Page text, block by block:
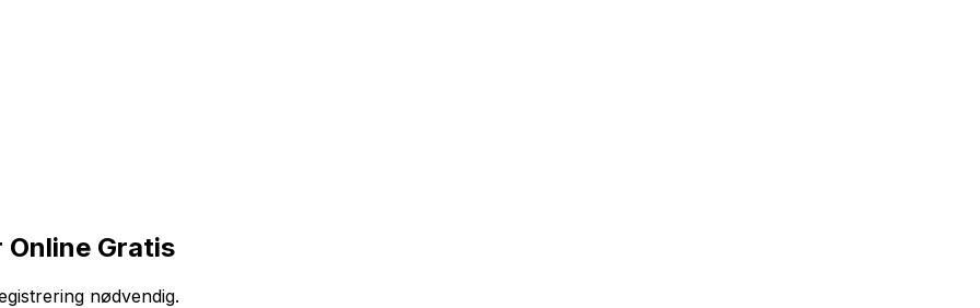
Gratis
nødvendig.